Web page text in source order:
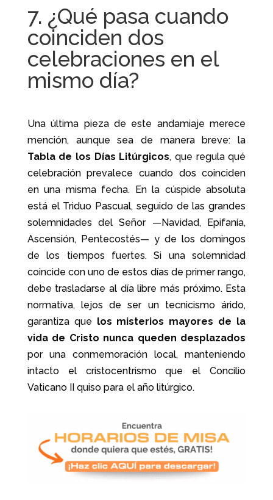
7. ¿Qué pasa cuando
coinciden dos
celebraciones en el
mismo día?
Una última pieza de este andamiaje merece
mención, aunque sea de manera breve: la
Tabla de los Días Litúrgicos, que regula qué
celebración prevalece cuando dos coinciden
en una misma fecha. En la cúspide absoluta
está el Triduo Pascual, seguido de las grandes
solemnidades del Señor —Navidad, Epifanía,
Ascensión, Pentecostés— y de los domingos
de los tiempos fuertes. Si una solemnidad
coincide con uno de estos días de primer rango,
debe trasladarse al día libre más próximo. Esta
normativa, lejos de ser un tecnicismo árido,
garantiza que los misterios mayores de la
vida de Cristo nunca queden desplazados
por una conmemoración local, manteniendo
intacto el cristocentrismo que el Concilio
Vaticano II quiso para el año litúrgico.